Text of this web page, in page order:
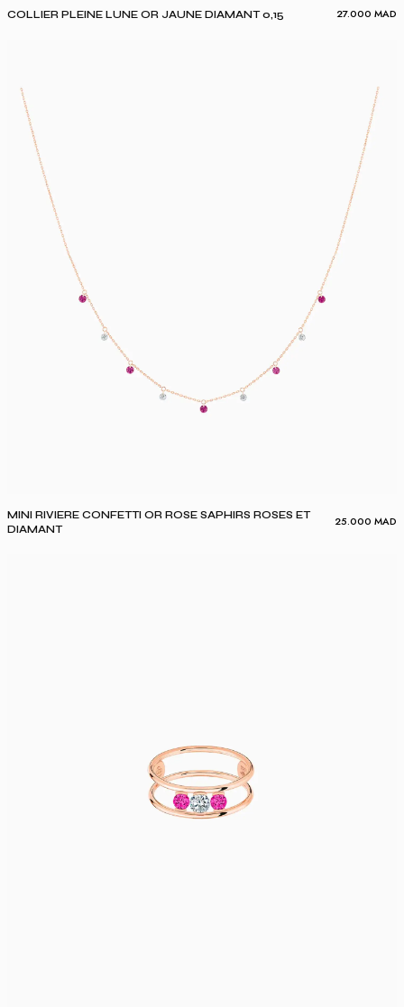
COLLIER PLEINE LUNE OR JAUNE DIAMANT 0,15 27.000 MAD
MINI RIVIERE CONFETTI OR ROSE SAPHIRS ROSES ET
DIAMANT
25.000 MAD